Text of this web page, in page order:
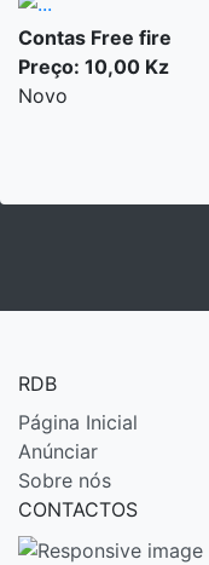
Contas Free fire
Preço: 10,00 Kz
Novo
RDB
Página Inicial
Anúnciar
Sobre nós
CONTACTOS